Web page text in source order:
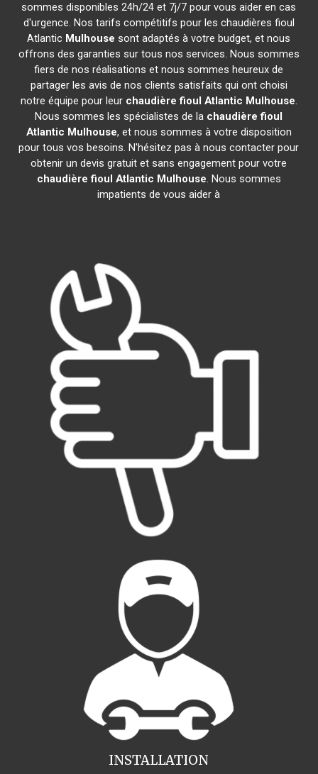
sommes disponibles 24h/24 et 7j/7 pour vous aider en cas
d'urgence. Nos tarifs compétitifs pour les chaudières fioul
Atlantic Mulhouse sont adaptés à votre budget, et nous
offrons des garanties sur tous nos services. Nous sommes
fiers de nos réalisations et nous sommes heureux de
partager les avis de nos clients satisfaits qui ont choisi
notre équipe pour leur chaudière fioul Atlantic Mulhouse.
Nous sommes les spécialistes de la chaudière fioul
Atlantic Mulhouse, et nous sommes à votre disposition
pour tous vos besoins. N'hésitez pas à nous contacter pour
obtenir un devis gratuit et sans engagement pour votre
chaudière fioul Atlantic Mulhouse. Nous sommes
impatients de vous aider à
INSTALLATION